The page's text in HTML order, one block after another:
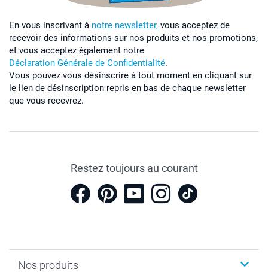
En vous inscrivant à notre newsletter, vous acceptez de
recevoir des informations sur nos produits et nos promotions,
et vous acceptez également notre
Déclaration Générale de Confidentialité.
Vous pouvez vous désinscrire à tout moment en cliquant sur
le lien de désinscription repris en bas de chaque newsletter
que vous recevrez.
Restez toujours au courant
Nos produits